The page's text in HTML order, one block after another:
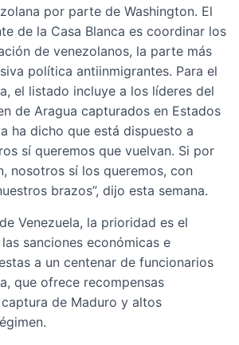
por parte de Washington. El
de la Casa Blanca es coordinar los
de venezolanos, la parte más
política antiinmigrantes. Para el
el listado incluye a los líderes del
de Aragua capturados en Estados
ha dicho que está dispuesto a
sí queremos que vuelvan. Si por
nosotros sí los queremos, con
brazos”, dijo esta semana.
Venezuela, la prioridad es el
sanciones económicas e
a un centenar de funcionarios
que ofrece recompensas
de Maduro y altos